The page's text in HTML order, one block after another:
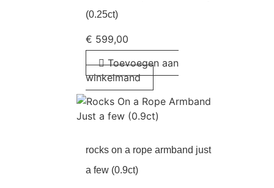
(0.25ct)
€ 599,00
Toevoegen aan
winkelmand
rocks on a rope armband just
a few (0.9ct)